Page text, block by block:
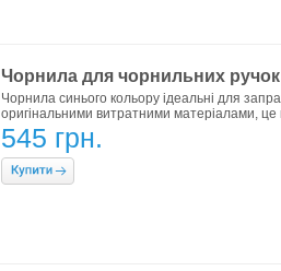
Чорнила для чорнильних ручок
Чорнила синього кольору ідеальні для
оригінальними витратними матеріалами,
545 грн.